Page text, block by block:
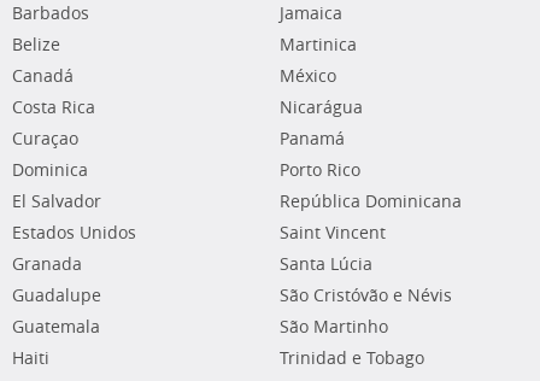
Barbados
Belize
Canadá
Costa Rica
Curaçao
Dominica
El Salvador
Estados Unidos
Granada
Guadalupe
Guatemala
Haiti
Jamaica
Martinica
México
Nicarágua
Panamá
Porto Rico
República Dominicana
Saint Vincent
Santa Lúcia
São Cristóvão e Névis
São Martinho
Trinidad e Tobago